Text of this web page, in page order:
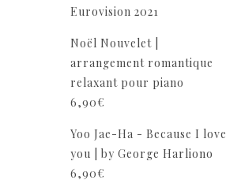
Eurovision 2021
Noël Nouvelet |
arrangement romantique
relaxant pour piano
6,90€
Yoo Jae-Ha - Because I love
you | by George Harliono
6,90€